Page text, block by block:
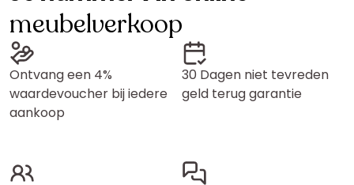
meubelverkoop
Ontvang een 4%
waardevoucher bij iedere
aankoop
30 Dagen niet tevreden
geld terug garantie